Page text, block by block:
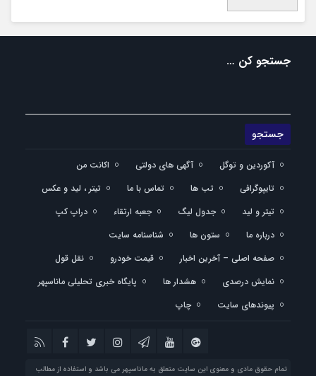
جستجو کن …
آکوردین و توگل آگهی های دولتی
اکانت من
تایپوگرافی
تب ها تماس با ما
تیتر ، لید و عکس
تیتر و لید
جدول لیگ جعبه ارتقاء
دراپ کپ
درباره ما
ستون ها
شناسنامه سایت
صفحه اصلی – آخرین اخبار
قیمت خودرو
نقل قول
نمایش درصدی
هشدار ها
پایگاه خبری تحلیلی ماناسپهر
پیوندهای سایت
چاپ
تمام حقوق مادی و معنوی این سایت متعلق به ماناسپهر می باشد و استفاده از مطالب